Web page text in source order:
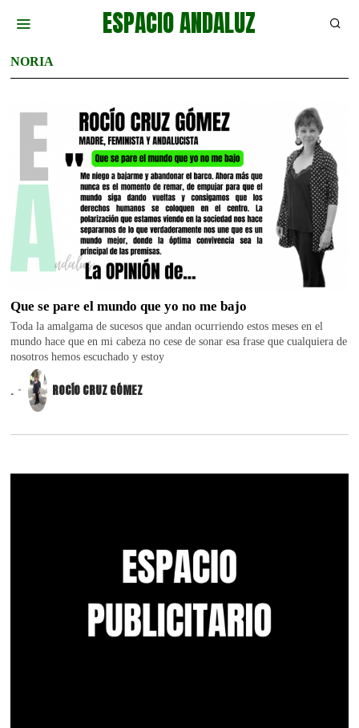
ESPACIO ANDALUZ
NORIA
Que se pare el mundo que yo no me bajo
Toda la amalgama de sucesos que andan ocurriendo estos meses en el
mundo hace que en mi cabeza no cese de sonar esa frase que cualquiera de
nosotros hemos escuchado y estoy
. ROCÍO CRUZ GÓMEZ